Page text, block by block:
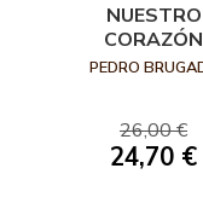
NUESTRO
CORAZÓN
PEDRO
26,00 €
24,70 €